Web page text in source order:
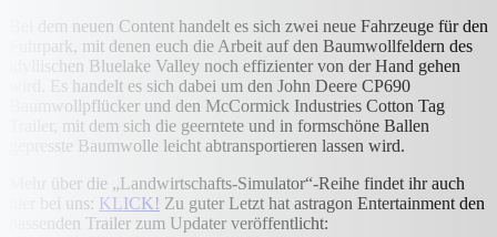
Bei dem neuen Content handelt es sich zwei neue Fahrzeuge für den
Fuhrpark, mit denen euch die Arbeit auf den Baumwollfeldern des
idyllischen Bluelake Valley noch effizienter von der Hand gehen
wird. Es handelt es sich dabei um den John Deere CP690
Baumwollpflücker und den McCormick Industries Cotton Tag
Trailer, mit dem sich die geerntete und in formschöne Ballen
gepresste Baumwolle leicht abtransportieren lassen wird.
Mehr über die „Landwirtschafts-Simulator“-Reihe findet ihr auch
hier bei uns: KLICK! Zu guter Letzt hat astragon Entertainment den
passenden Trailer zum Updater veröffentlicht: